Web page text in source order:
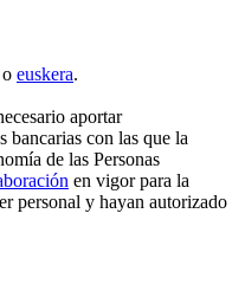
o euskera.
aportar
bancarias con las que la
de las Personas
en vigor para la
personal y hayan autorizado